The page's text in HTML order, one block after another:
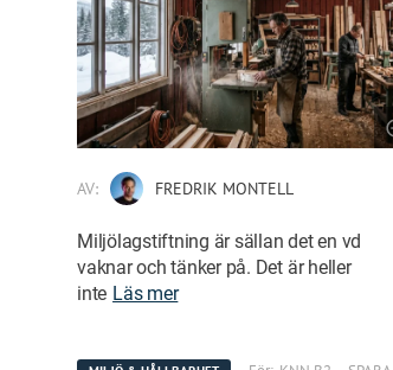
AV: FREDRIK MONTELL
Miljölagstiftning är sällan det en vd
vaknar och tänker på. Det är heller
inte Läs mer